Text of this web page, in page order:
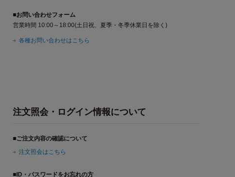
■お問い合わせフォーム
営業時間 10:00～18:00(土日祝、夏季・冬季休業日を除く)
各種お問い合わせはこちら
注文照会・ログイン情報について
■ご注文内容の確認について
注文照会はこちら
■ID・パスワードをお忘れの方